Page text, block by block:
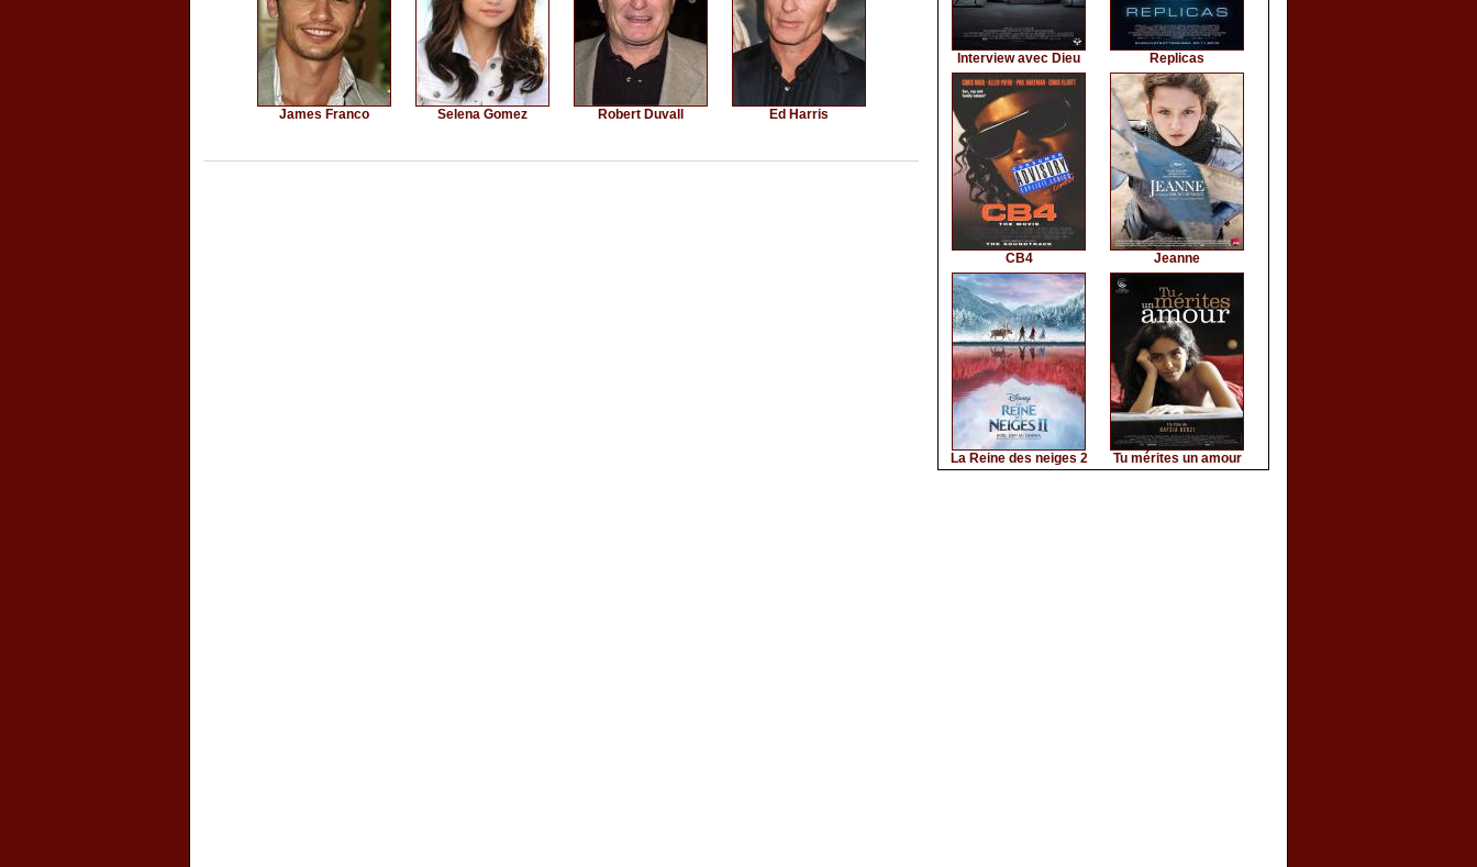
James Franco Selena Gomez Robert Duvall Ed Harris
Interview avec Dieu Replicas
CB4 Jeanne
La Reine des neiges 2 Tu mérites un amour